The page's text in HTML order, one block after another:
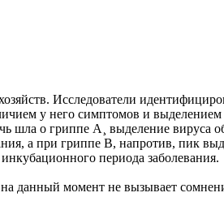
Исследователи
у него симптомов и
шла о гриппе А¸ выделение вируса
а при гриппе B, напротив, пик
периода заболевания.
данный момент не вызывает